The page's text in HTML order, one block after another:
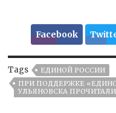
Facebook
Tags
ЕДИНОЙ РОССИИ
ПРИ ПОДДЕРЖКЕ
УЛЬЯНОВСКА